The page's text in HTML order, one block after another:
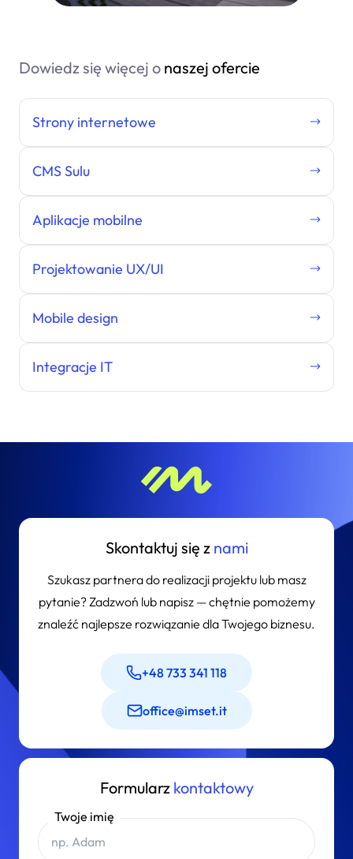
Dowiedz się więcej o naszej ofercie
Strony internetowe
CMS Sulu
Aplikacje mobilne
Projektowanie UX/UI
Mobile design
Integracje IT
Skontaktuj się z nami
Szukasz partnera do realizacji projektu lub masz
pytanie? Zadzwoń lub napisz — chętnie pomożemy
znaleźć najlepsze rozwiązanie dla Twojego biznesu.
+48 733 341 118
office@imset.it
Formularz kontaktowy
Twoje imię